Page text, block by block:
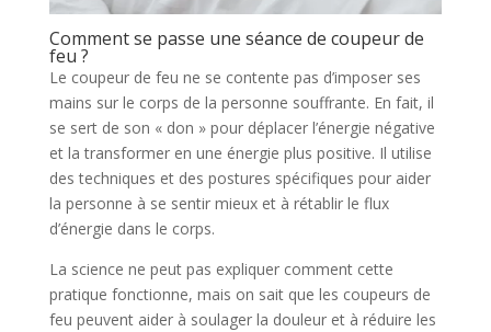
Comment se passe une séance de coupeur de
feu ?
Le coupeur de feu ne se contente pas d’imposer ses
mains sur le corps de la personne souffrante. En fait, il
se sert de son « don » pour déplacer l’énergie négative
et la transformer en une énergie plus positive. Il utilise
des techniques et des postures spécifiques pour aider
la personne à se sentir mieux et à rétablir le flux
d’énergie dans le corps.
La science ne peut pas expliquer comment cette
pratique fonctionne, mais on sait que les coupeurs de
feu peuvent aider à soulager la douleur et à réduire les